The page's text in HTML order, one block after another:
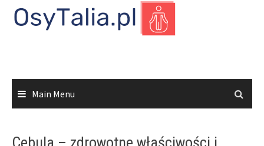
Main Menu
Cebula – zdrowotne właściwości i